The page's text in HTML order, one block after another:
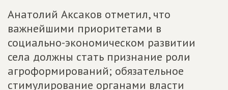
Анатолий Аксаков отметил, что
важнейшими приоритетами в
социально-экономическом развитии
села должны стать признание роли
агроформирований; обязательное
стимулирование органами власти